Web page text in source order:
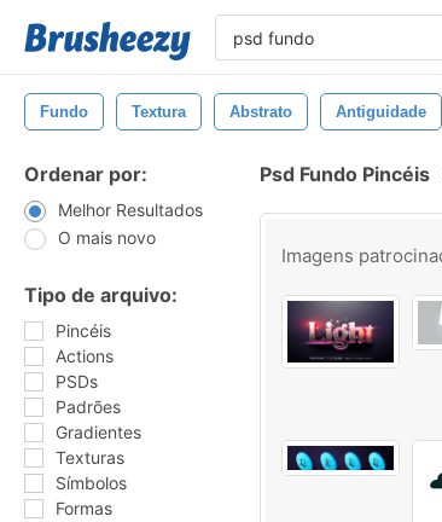
Fundo Textura Abstrato Antiguidade
Ordenar por:
Melhor Resultados
O mais novo
Tipo de arquivo:
Pincéis
Actions
PSDs
Padrões
Gradientes
Texturas
Símbolos
Formas
Psd Fundo Pincéis
Imagens